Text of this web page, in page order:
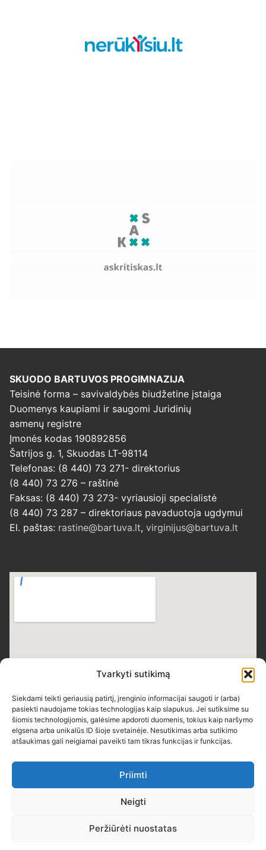
Tvarkyti sutikimą
Siekdami teikti geriausią patirtį, įrenginio informacijai saugoti ir (arba)
pasiekti naudojame tokias technologijas kaip slapukus. Jei sutiksime su
šiomis technologijomis, galėsime apdoroti duomenis, tokius kaip naršymo
elgsena arba unikalūs ID šioje svetainėje. Nesutikimas arba sutikimo
atšaukimas gali neigiamai paveikti tam tikras funkcijas ir funkcijas.
Priimti
Neigti
Peržiūrėti nuostatas
SKUODO BARTUVOS PROGIMNAZIJA
Teisinė forma – savivaldybės biudžetine įstaiga
Duomenys kaupiami ir saugomi Juridinių
asmenų registre
Įmonės kodas 190892856
Šatrijos g. 1, Skuodas LT-98114
Telefonas: (8 440) 73 271- direktorius
(8 440) 73 276 – raštinė
Faksas: (8 440) 73 273- vyriausioji specialistė
(8 440) 73 287 – direktoriaus pavaduotoja ugdymui
El. paštas: rastine@bartuva.lt, virginijus@bartuva.lt